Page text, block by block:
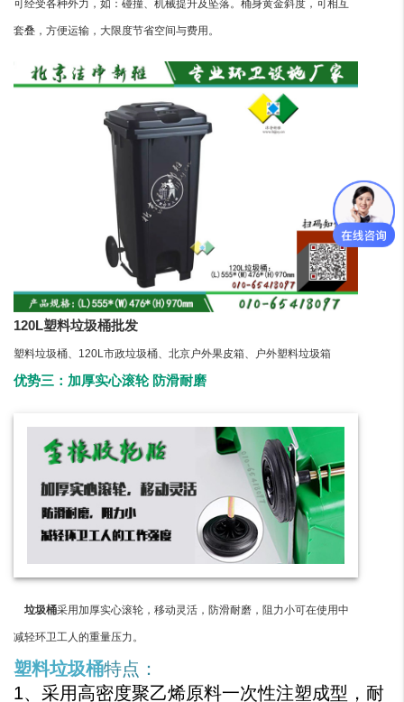
可经受各种外力，如：碰撞、机械提升及坠落。桶身黄金斜度，可相互
套叠，方便运输，大限度节省空间与费用。
120L塑料垃圾桶批发
塑料垃圾桶、120L市政垃圾桶、北京户外果皮箱、户外塑料垃圾箱
优势三：加厚实心滚轮 防滑耐磨
垃圾桶采用加厚实心滚轮，移动灵活，防滑耐磨，阻力小可在使用中
减轻环卫工人的重量压力。
塑料垃圾桶特点：
1、采用高密度聚乙烯原料一次性注塑成型，耐